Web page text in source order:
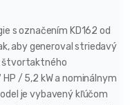
s označením KD162 od
aby generoval striedavý
štvortaktného
/ 5,2 kW a nominálnym
je vybavený kľúčom